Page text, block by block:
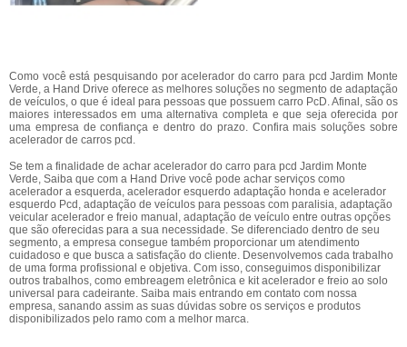
Como você está pesquisando por acelerador do carro para pcd Jardim Monte
Verde, a Hand Drive oferece as melhores soluções no segmento de adaptação
de veículos, o que é ideal para pessoas que possuem carro PcD. Afinal, são os
maiores interessados em uma alternativa completa e que seja oferecida por
uma empresa de confiança e dentro do prazo. Confira mais soluções sobre
acelerador de carros pcd.
Se tem a finalidade de achar acelerador do carro para pcd Jardim Monte
Verde, Saiba que com a Hand Drive você pode achar serviços como
acelerador a esquerda, acelerador esquerdo adaptação honda e acelerador
esquerdo Pcd, adaptação de veículos para pessoas com paralisia, adaptação
veicular acelerador e freio manual, adaptação de veículo entre outras opções
que são oferecidas para a sua necessidade. Se diferenciado dentro de seu
segmento, a empresa consegue também proporcionar um atendimento
cuidadoso e que busca a satisfação do cliente. Desenvolvemos cada trabalho
de uma forma profissional e objetiva. Com isso, conseguimos disponibilizar
outros trabalhos, como embreagem eletrônica e kit acelerador e freio ao solo
universal para cadeirante. Saiba mais entrando em contato com nossa
empresa, sanando assim as suas dúvidas sobre os serviços e produtos
disponibilizados pelo ramo com a melhor marca.